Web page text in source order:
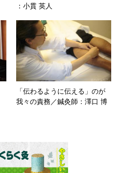
：小貫 英人
「伝わるように伝える」のが
我々の責務／鍼灸師：澤口 博